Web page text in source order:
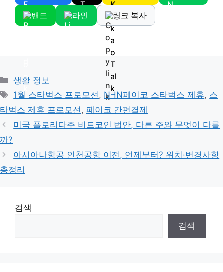
밴드 라인 링크 복사
Categories
생활 정보
Tags
1월 스타벅스 프로모션 , NHN페이코 스타벅스 제휴, 스
타벅스 제휴 프로모션 , 페이코 간편결제
미국 플로리다주 비트코인 법안, 다른 주와 무엇이 다를
까?
아시아나항공 인천공항 이전, 언제부터? 위치·변경사항
총정리
검색
검색